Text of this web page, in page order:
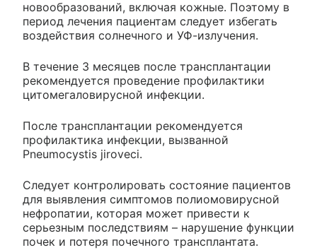
новообразований, включая кожные. Поэтому в
период лечения пациентам следует избегать
воздействия солнечного и УФ-излучения.
В течение 3 месяцев после трансплантации
рекомендуется проведение профилактики
цитомегаловирусной инфекции.
После трансплантации рекомендуется
профилактика инфекции, вызванной
Pneumocystis jiroveci.
Следует контролировать состояние пациентов
для выявления симптомов полиомовирусной
нефропатии, которая может привести к
серьезным последствиям – нарушение функции
почек и потеря почечного трансплантата.